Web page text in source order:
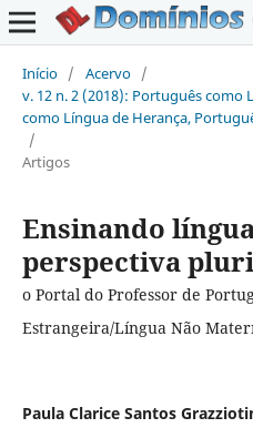
Início / Acervo /
v. 12 n. 2 (2018): Português como
como Língua de Herança,
/
Artigos
Ensinando
perspectiva
o Portal do Professor de
Estrangeira/Língua Não
Paula Clarice Santos